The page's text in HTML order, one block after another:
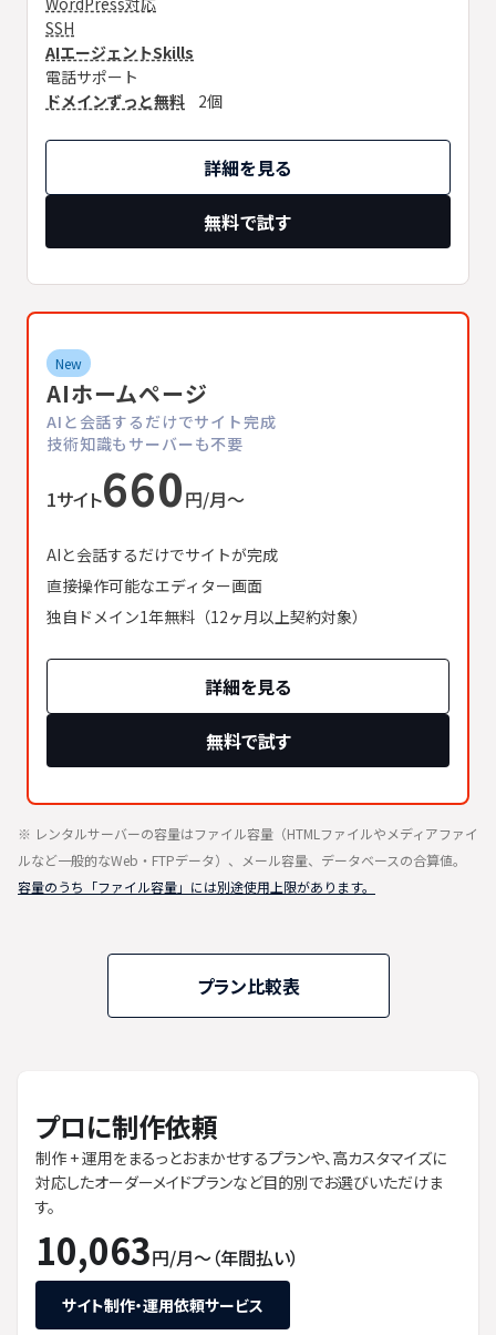
SSH
AIエージェントSkills
電話サポート
ドメインずっと無料
2個
詳細を見る
無料で試す
New
AIホームページ
AIと会話するだけでサイト完成
技術知識もサーバーも不要
1サイト660円/月〜
AIと会話するだけでサイトが完成
直接操作可能なエディター画面
独自ドメイン1年無料（12ヶ月以上契約対象）
詳細を見る
無料で試す
※ レンタルサーバーの容量はファイル容量（HTMLファイルやメディアファイ
ルなど一般的なWeb・FTPデータ）、メール容量、データベースの合算値。
容量のうち「ファイル容量」には別途使用上限があります。
プラン比較表
プロに制作依頼
制作 + 運用をまるっとおまかせするプランや、高カスタマイズに
対応したオーダーメイドプランなど目的別でお選びいただけま
す。
10,063円/月〜（年間払い）
サイト制作・運用依頼サービス